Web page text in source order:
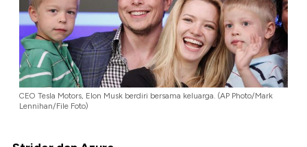
CEO Tesla Motors, Elon Musk berdiri bersama keluarga. (AP Photo/Mark
Lennihan/File Foto)